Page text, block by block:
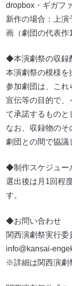
dropbox・ギガフ
新作の場合：上演
画（劇団の代表作
◆本演劇祭の収録
本演劇祭の模様を
参加劇団は、これ
宣伝等の目的で、
て承諾するものと
なお、収録物のそ
劇団との間で協議
◆制作スケジュー
選出後は月1回程
す。
◆お問い合わせ
関西演劇祭実行委
info@kansai-
※詳細は関西演劇